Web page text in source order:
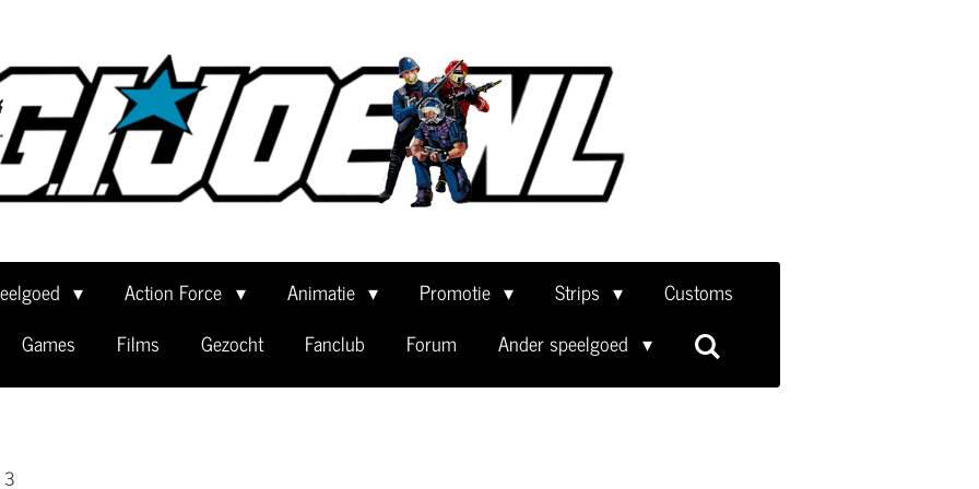
Action Force Animatie Promotie Strips
Customs
Games Films Gezocht Fanclub Forum Ander speelgoed
3